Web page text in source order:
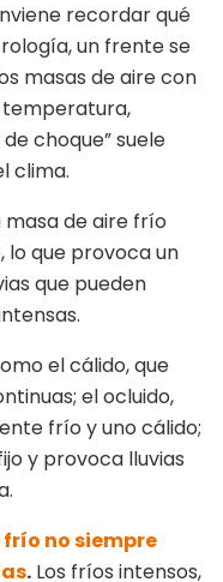
recordar qué
un frente se
masas de aire con
choque” suele
clima.
masa de aire frío
lo que provoca un
que pueden
el cálido, que
el ocluido,
frío y uno cálido;
y provoca lluvias
no siempre
. Los fríos intensos,